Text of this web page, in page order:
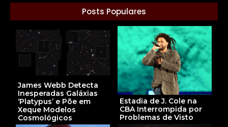
Posts Populares
James Webb Detecta
Inesperadas Galáxias
‘Platypus’ e Põe em
Xeque Modelos
Cosmológicos
Estadia de J. Cole na
CBA Interrompida por
Problemas de Visto